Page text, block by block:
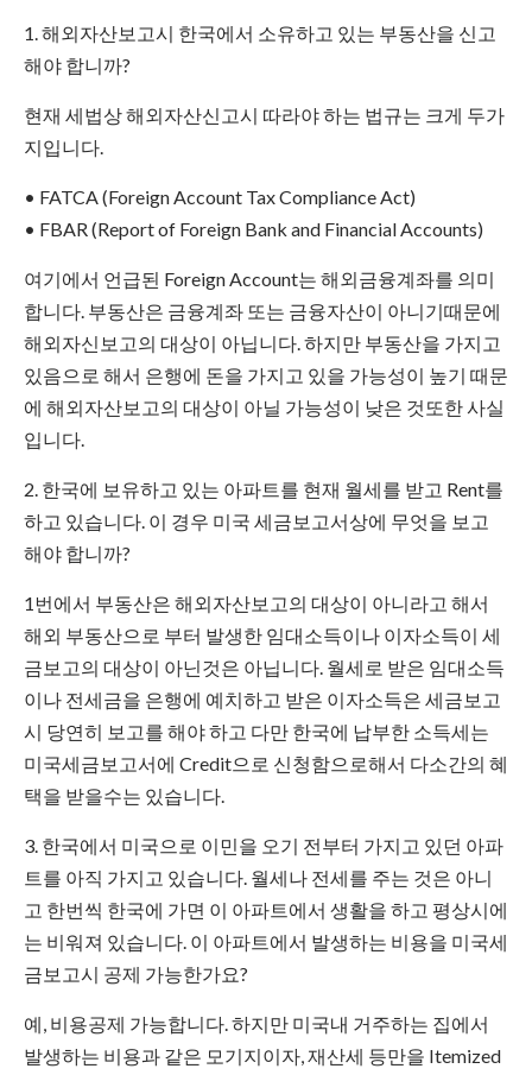
1. 해외자산보고시 한국에서 소유하고 있는 부동산을 신고
해야 합니까?
현재 세법상 해외자산신고시 따라야 하는 법규는 크게 두가
지입니다.
• FATCA (Foreign Account Tax Compliance Act)
• FBAR (Report of Foreign Bank and Financial Accounts)
여기에서 언급된 Foreign Account는 해외금융계좌를 의미
합니다. 부동산은 금융계좌 또는 금융자산이 아니기때문에
해외자신보고의 대상이 아닙니다. 하지만 부동산을 가지고
있음으로 해서 은행에 돈을 가지고 있을 가능성이 높기 때문
에 해외자산보고의 대상이 아닐 가능성이 낮은 것또한 사실
입니다.
2. 한국에 보유하고 있는 아파트를 현재 월세를 받고 Rent를
하고 있습니다. 이 경우 미국 세금보고서상에 무엇을 보고
해야 합니까?
1번에서 부동산은 해외자산보고의 대상이 아니라고 해서
해외 부동산으로 부터 발생한 임대소득이나 이자소득이 세
금보고의 대상이 아닌것은 아닙니다. 월세로 받은 임대소득
이나 전세금을 은행에 예치하고 받은 이자소득은 세금보고
시 당연히 보고를 해야 하고 다만 한국에 납부한 소득세는
미국세금보고서에 Credit으로 신청함으로해서 다소간의 혜
택을 받을수는 있습니다.
3. 한국에서 미국으로 이민을 오기 전부터 가지고 있던 아파
트를 아직 가지고 있습니다. 월세나 전세를 주는 것은 아니
고 한번씩 한국에 가면 이 아파트에서 생활을 하고 평상시에
는 비워져 있습니다. 이 아파트에서 발생하는 비용을 미국세
금보고시 공제 가능한가요?
예, 비용공제 가능합니다. 하지만 미국내 거주하는 집에서
발생하는 비용과 같은 모기지이자, 재산세 등만을 Itemized